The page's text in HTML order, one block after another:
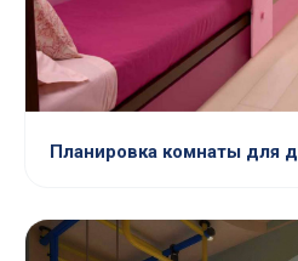
Планировка комнаты для